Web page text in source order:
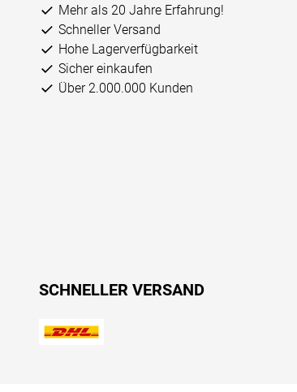
Mehr als 20 Jahre Erfahrung!
Schneller Versand
Hohe Lagerverfügbarkeit
Sicher einkaufen
Über 2.000.000 Kunden
SCHNELLER VERSAND